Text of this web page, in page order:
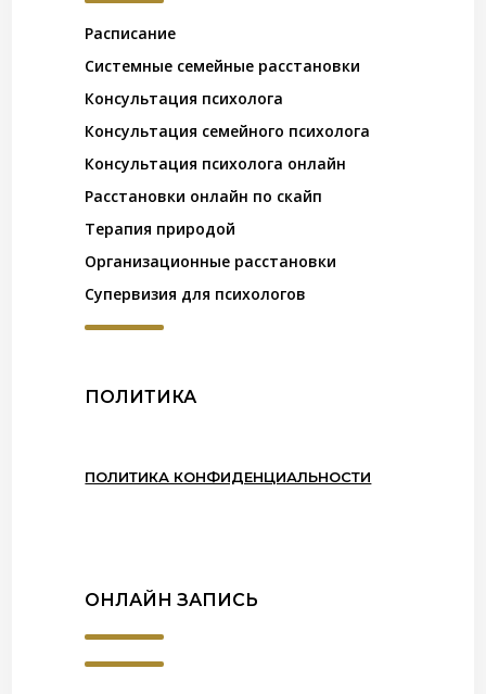
Расписание
Системные семейные расстановки
Консультация психолога
Консультация семейного психолога
Консультация психолога онлайн
Расстановки онлайн по скайп
Терапия природой
Организационные расстановки
Супервизия для психологов
ПОЛИТИКА
ПОЛИТИКА КОНФИДЕНЦИАЛЬНОСТИ
ОНЛАЙН ЗАПИСЬ